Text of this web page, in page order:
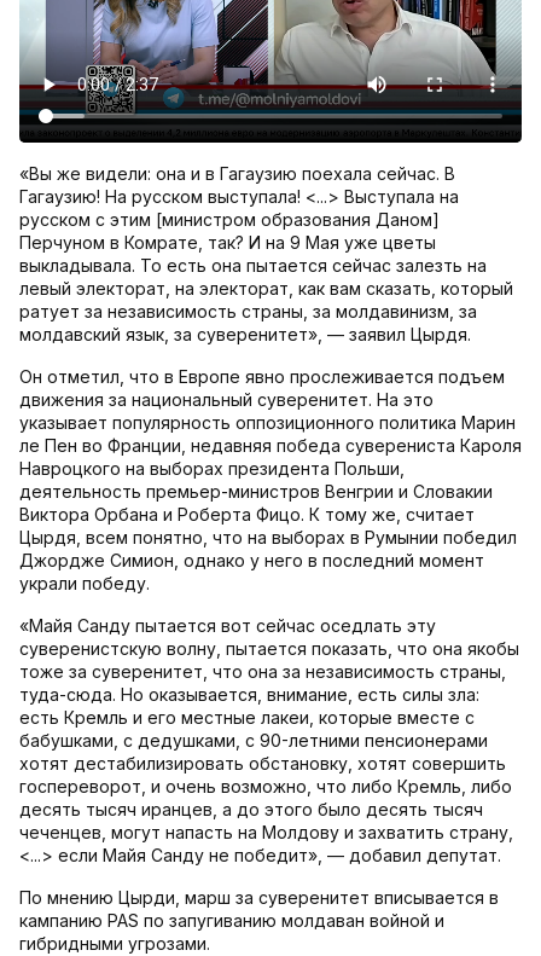
«Вы же видели: она и в Гагаузию поехала сейчас. В
Гагаузию! На русском выступала! <...> Выступала на
русском с этим [министром образования Даном]
Перчуном в Комрате, так? И на 9 Мая уже цветы
выкладывала. То есть она пытается сейчас залезть на
левый электорат, на электорат, как вам сказать, который
ратует за независимость страны, за молдавинизм, за
молдавский язык, за суверенитет», — заявил Цырдя.
Он отметил, что в Европе явно прослеживается подъем
движения за национальный суверенитет. На это
указывает популярность оппозиционного политика Марин
ле Пен во Франции, недавняя победа суверениста Кароля
Навроцкого на выборах президента Польши,
деятельность премьер-министров Венгрии и Словакии
Виктора Орбана и Роберта Фицо. К тому же, считает
Цырдя, всем понятно, что на выборах в Румынии победил
Джордже Симион, однако у него в последний момент
украли победу.
«Майя Санду пытается вот сейчас оседлать эту
суверенистскую волну, пытается показать, что она якобы
тоже за суверенитет, что она за независимость страны,
туда-сюда. Но оказывается, внимание, есть силы зла:
есть Кремль и его местные лакеи, которые вместе с
бабушками, с дедушками, с 90-летними пенсионерами
хотят дестабилизировать обстановку, хотят совершить
госпереворот, и очень возможно, что либо Кремль, либо
десять тысяч иранцев, а до этого было десять тысяч
чеченцев, могут напасть на Молдову и захватить страну,
<...> если Майя Санду не победит», — добавил депутат.
По мнению Цырди, марш за суверенитет вписывается в
кампанию PAS по запугиванию молдаван войной и
гибридными угрозами.